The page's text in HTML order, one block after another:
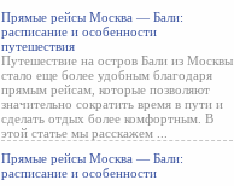
Прямые рейсы Москва — Бали:
расписание и особенности
путешествия
Путешествие на остров Бали из Москвы
стало еще более удобным благодаря
прямым рейсам, которые позволяют
значительно сократить время в пути и
сделать отдых более комфортным. В
этой статье мы расскажем ...
Прямые рейсы Москва — Бали:
расписание и особенности